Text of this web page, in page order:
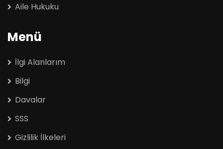
Aile Hukuku
Menü
İlgi Alanlarım
Bilgi
Davalar
SSS
Gizlilik İlkeleri